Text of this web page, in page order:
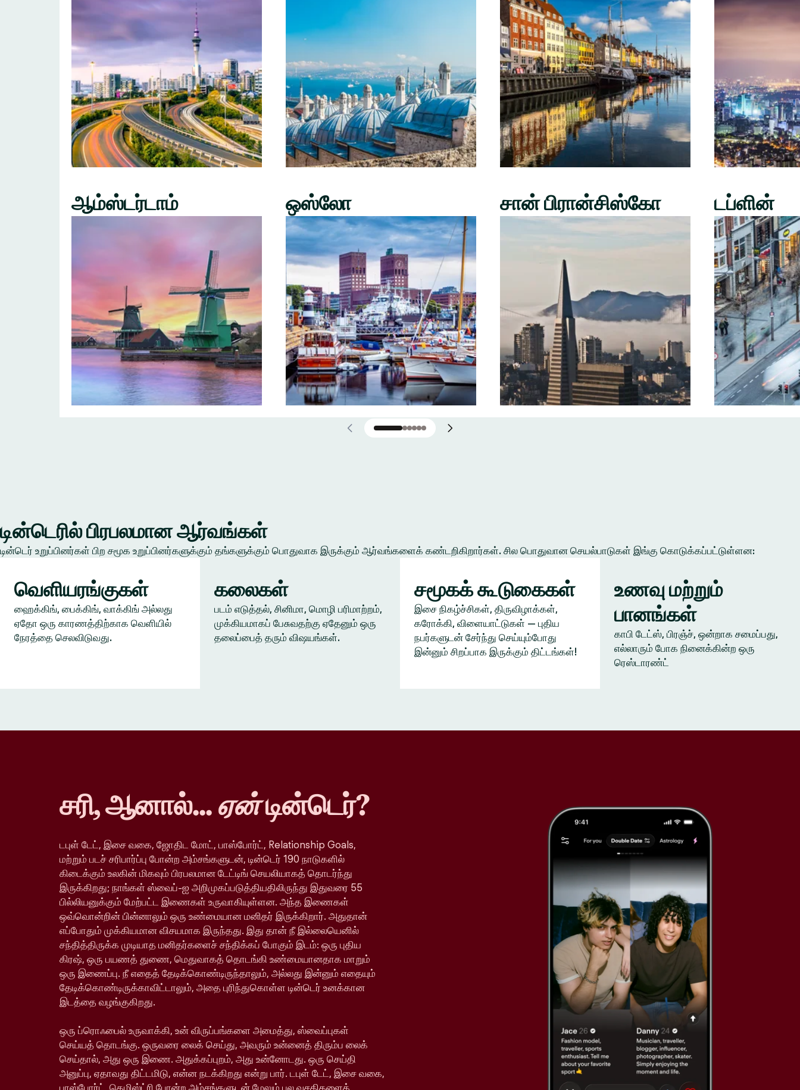
ஆம்ஸ்டர்டாம் ஒஸ்லோ சான் பிரான்சிஸ்கோ டப்ளின்
டின்டெரில் பிரபலமான ஆர்வங்கள்
டின்டெர் உறுப்பினர்கள் பிற சமூக உறுப்பினர்களுக்கும் தங்களுக்கும் பொதுவாக இருக்கும் ஆர்வங்களைக் கண்டறிகிறார்கள். சில பொதுவான செயல்பாடுகள் இங்கு கொடுக்கப்பட்டுள்ளன:
வெளியரங்குகள்
ஹைக்கிங், பைக்கிங், வாக்கிங் அல்லது
ஏதோ ஒரு காரணத்திற்காக வெளியில்
நேரத்தை செலவிடுவது.
கலைகள்
படம் எடுத்தல், சினிமா, மொழி பரிமாற்றம்,
முக்கியமாகப் பேசுவதற்கு ஏதேனும் ஒரு
தலைப்பைத் தரும் விஷயங்கள்.
சமூகக் கூடுகைகள்
இசை நிகழ்ச்சிகள், திருவிழாக்கள்,
கரோக்கி, விளையாட்டுகள் — புதிய
நபர்களுடன் சேர்ந்து செய்யும்போது
இன்னும் சிறப்பாக இருக்கும் திட்டங்கள்!
உணவு மற்றும்
பானங்கள்
காபி டேட்ஸ், பிரஞ்ச், ஒன்றாக சமைப்பது,
எல்லாரும் போக நினைக்கின்ற ஒரு
ரெஸ்டாரண்ட்
சரி, ஆனால்...ஏன்டின்டெர்?
டபுள் டேட், இசை வகை, ஜோதிட மோட், பாஸ்போர்ட், Relationship Goals,
மற்றும் படச் சரிபார்ப்பு போன்ற அம்சங்களுடன், டின்டெர் 190 நாடுகளில்
கிடைக்கும் உலகின் மிகவும் பிரபலமான டேட்டிங் செயலியாகத் தொடர்ந்து
இருக்கிறது; நாங்கள் ஸ்வைப்-ஐ அறிமுகப்படுத்தியதிலிருந்து இதுவரை 55
பில்லியனுக்கும் மேற்பட்ட இணைகள் உருவாகியுள்ளன. அந்த இணைகள்
ஒவ்வொன்றின் பின்னாலும் ஒரு உண்மையான மனிதர் இருக்கிறார். அதுதான்
எப்போதும் முக்கியமான விசயமாக இருந்தது. இது தான் நீ இல்லையெனில்
சந்தித்திருக்க முடியாத மனிதர்களைச் சந்திக்கப் போகும் இடம்: ஒரு புதிய
கிரஷ், ஒரு பயணத் துணை, மெதுவாகத் தொடங்கி உண்மையானதாக மாறும்
ஒரு இணைப்பு. நீ எதைத் தேடிக்கொண்டிருந்தாலும், அல்லது இன்னும் எதையும்
தேடிக்கொண்டிருக்காவிட்டாலும், அதை புரிந்துகொள்ள டின்டெர் உனக்கான
இடத்தை வழங்குகிறது.
ஒரு ப்ரொஃபைல் உருவாக்கி, உன் விருப்பங்களை அமைத்து, ஸ்வைப்புகள்
செய்யத் தொடங்கு. ஒருவரை லைக் செய்து, அவரும் உன்னைத் திரும்ப லைக்
செய்தால், அது ஒரு இணை. அதுக்கப்புறம், அது உன்னோடது. ஒரு செய்தி
அனுப்பு, ஏதாவது திட்டமிடு, என்ன நடக்கிறது என்று பார். டபுள் டேட், இசை வகை,
பாஸ்போர்ட், கெமிஸ்ட்ரி போன்ற அம்சங்களுடன் மேலும் பல வசதிகளைக்